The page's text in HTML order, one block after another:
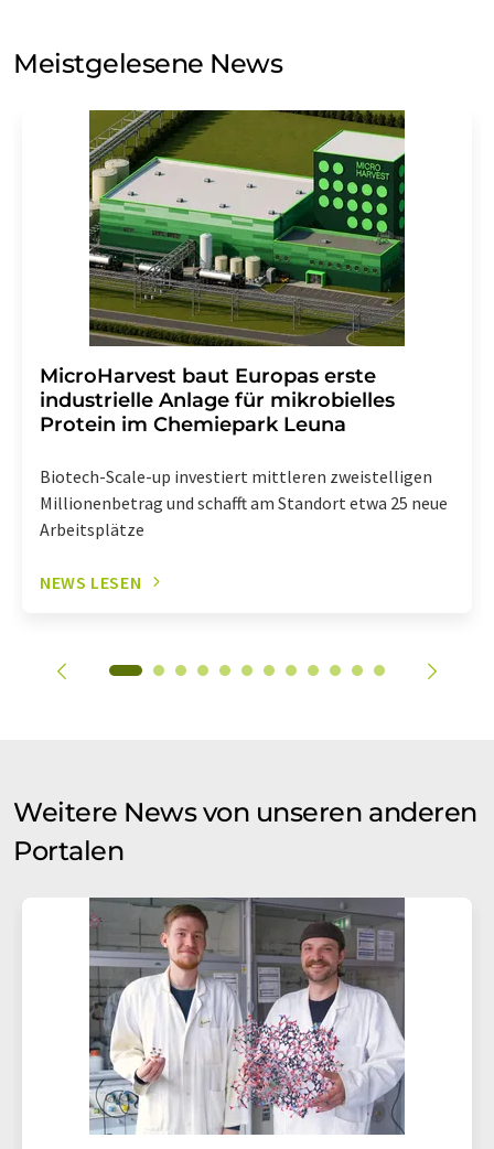
Meinungsforschung per E-Mail kontaktieren. Ihre
Einwilligung können Sie jederzeit ohne Angabe von
Str. 2, 12489 Berlin oder per E-Mail unter
widerruf@lumitos.commit Wirkung für die Zukunft
widerrufen. Zudem ist in jeder E-Mail ein Link zur
Abbestellung des entsprechenden Newsletters
enthalten.
Meistgelesene News
MicroHarvest baut Europas erste
industrielle Anlage für mikrobielles
Protein im Chemiepark Leuna
Biotech-Scale-up investiert mittleren zweistelligen
Millionenbetrag und schafft am Standort etwa 25 neue
Arbeitsplätze
NEWS LESEN
Weitere News von unseren anderen
Portalen